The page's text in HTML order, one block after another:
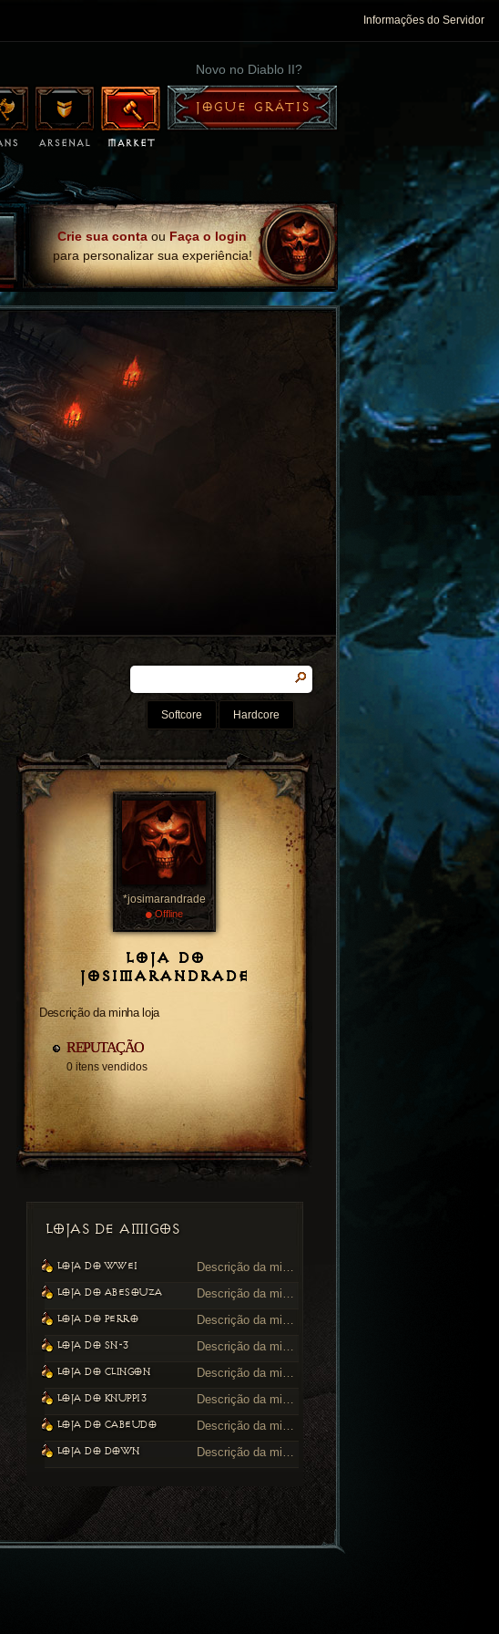
Informações do Servidor
Novo no Diablo II?
JOGUE GRÁTIS
Crie sua contaou Faça o login
para personalizar sua experiência!
Softcore Hardcore
*josimarandrade
•Offline
LOJA DO
JOSIMARANDRADE
Descrição da minha loja
REPUTAÇÃO
0 itens vendidos
LOJAS DE AMIGOS
LOJA DO WWE1
Descrição da minha loja
LOJA DO ABESOUZA
Descrição da minha loja
LOJA DO PERRO
Descrição da minha loja
LOJA DO SN-3
Descrição da minha loja
LOJA DO CLINGON
Descrição da minha loja
LOJA DO KNUPP13
Descrição da minha loja
LOJA DO CABEUDO
Descrição da minha loja
LOJA DO DOWN
Descrição da minha loja